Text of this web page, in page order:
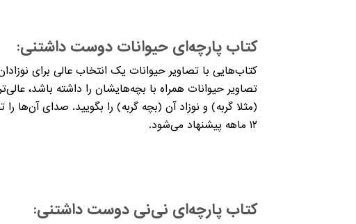
کتاب پارچه‌ای حیوانات دوست داشتنی:
کتاب‌هایی با تصاویر حیوانات یک انتخاب عالی برای
تصاویر حیوانات همراه با بچه‌هایشان را داشته باشد،
۱۲ ماهه پیشنهاد می‌شود.
کتاب پارچه‌ای نی‌نی دوست داشتنی: